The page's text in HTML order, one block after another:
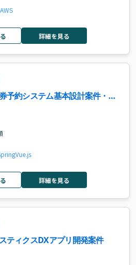
AWS
詳細を見る
予約システム基本設計案件・求
Vue.js
詳細を見る
ティクスDXアプリ開発案件